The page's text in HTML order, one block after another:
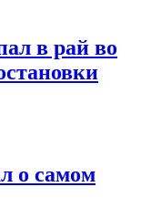
в рай во
о самом